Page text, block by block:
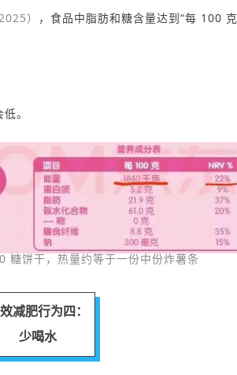
） ，食品中脂肪和糖含量达到“每 100 克
。
糖饼干，热量约等于一份中份炸薯条
减肥行为四：
少喝水